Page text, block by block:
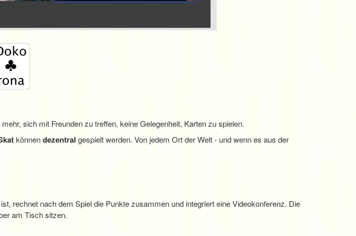
sich mit Freunden zu treffen, keine Gelegenheit, Karten zu spielen.
könnendezentral gespielt werden. Von jedem Ort der Welt - und wenn es aus der
rechnet nach dem Spiel die Punkte zusammen und integriert eine Videokonferenz. Die
am Tisch sitzen.